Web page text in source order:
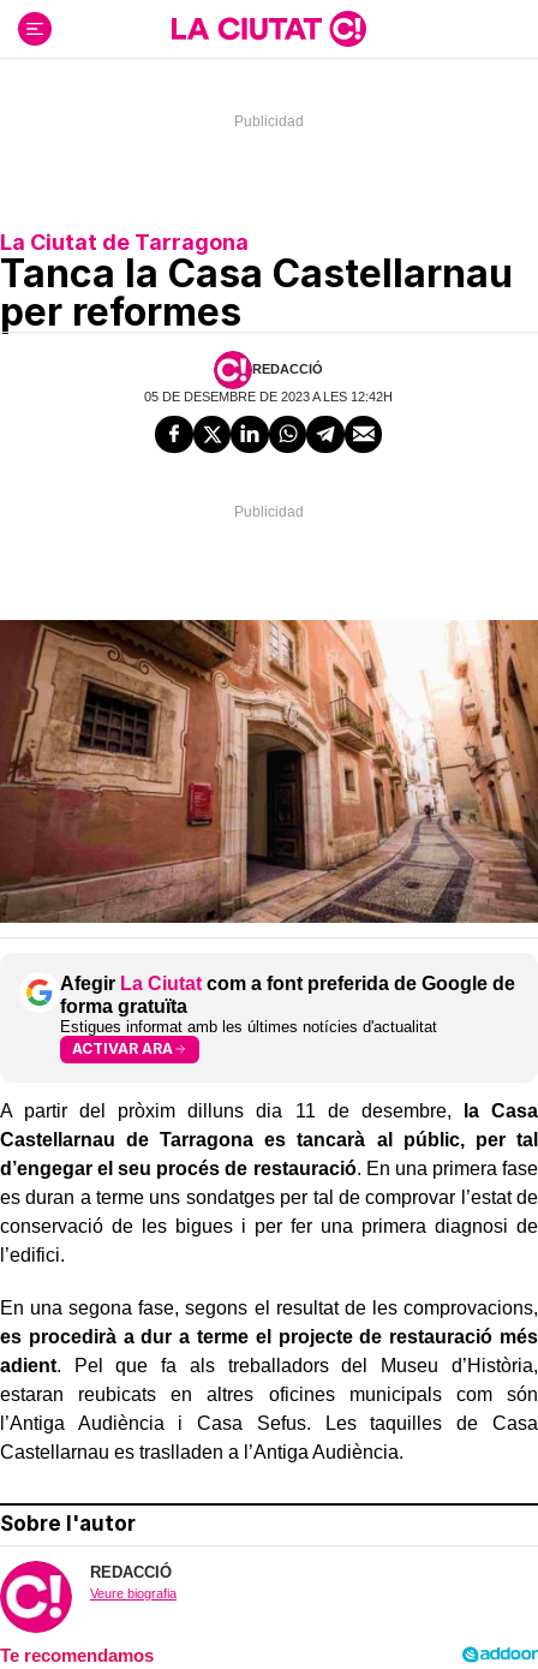
contenido
La Ciutat de Tarragona
Tanca la Casa Castellarnau
per reformes
REDACCIÓ
05 DE DESEMBRE DE 2023 A LES 12:42H
Afegir La Ciutat com a font preferida de Google de
forma gratuïta
Estigues informat amb les últimes notícies d'actualitat
ACTIVAR ARA
A partir del pròxim dilluns dia 11 de desembre,
la Casa
Castellarnau de Tarragona es tancarà al públic, per tal
d’engegar el seu procés de restauració. En una primera fase
es duran a terme uns sondatges per tal de comprovar l’estat de
conservació de les bigues i per fer una primera diagnosi de
l’edifici.
En una segona fase, segons el resultat de les comprovacions,
es procedirà a dur a terme el projecte de restauració més
adient. Pel que fa als treballadors del Museu d’Història,
estaran reubicats en altres oficines municipals com són
l’Antiga Audiència i Casa Sefus. Les taquilles de Casa
Castellarnau es traslladen a l’Antiga Audiència.
Sobre l'autor
REDACCIÓ
Veure biografia